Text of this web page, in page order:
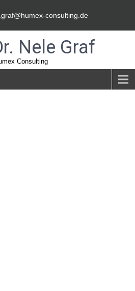
consulting.de
Nele Graf
Consulting